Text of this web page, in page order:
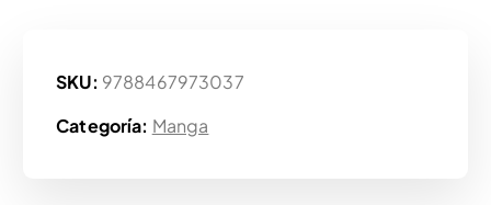
SKU: 9788467973037
Categoría: Manga